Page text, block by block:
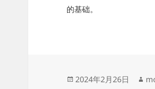
的基础。
发
2024年2月26日
作